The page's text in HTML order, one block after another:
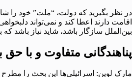
در نظر بگیرید که دولت، “ملت” خود را
اقامت دارند اعطا کند و نمی‌تواند
بین‌الملل سازگار باشد، شاید نیاز باشد
پناهندگانی متفاوت و با